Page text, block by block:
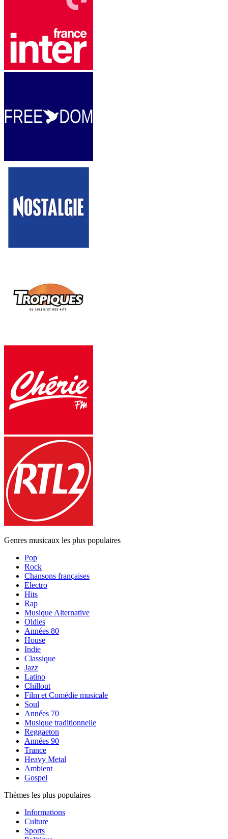
Genres musicaux les plus populaires
Pop
Rock
Chansons françaises
Electro
Hits
Rap
Musique Alternative
Oldies
Années 80
House
Indie
Classique
Jazz
Latino
Chillout
Film et Comédie musicale
Soul
Années 70
Musique traditionnelle
Reggaeton
Années 90
Trance
Heavy Metal
Ambient
Gospel
Thèmes les plus populaires
Informations
Culture
Sports